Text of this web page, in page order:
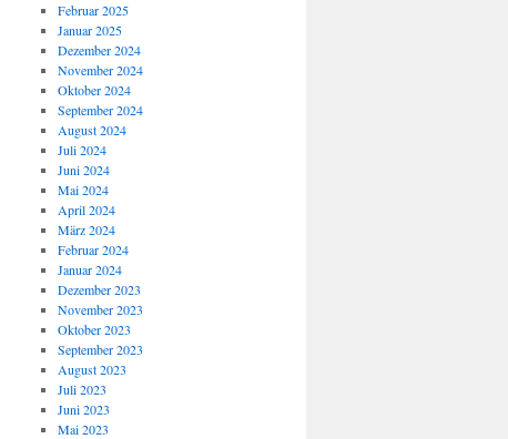
Februar 2025
Januar 2025
Dezember 2024
November 2024
Oktober 2024
September 2024
August 2024
Juli 2024
Juni 2024
Mai 2024
April 2024
März 2024
Februar 2024
Januar 2024
Dezember 2023
November 2023
Oktober 2023
September 2023
August 2023
Juli 2023
Juni 2023
Mai 2023